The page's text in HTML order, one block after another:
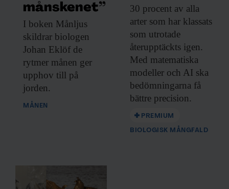
månskenet”
I boken Månljus
skildrar biologen
Johan Eklöf de
rytmer månen ger
upphov till på
jorden.
MÅNEN
30 procent av alla
arter som har klassats
som utrotade
återupptäckts igen.
Med matematiska
modeller och AI ska
bedömningarna få
bättre precision.
PREMIUM
BIOLOGISK MÅNGFALD